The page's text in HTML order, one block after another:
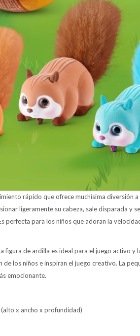
rápido que ofrece muchísima diversión a
ligeramente su cabeza, sale disparada y
perfecta para los niños que adoran la
figura de ardilla es ideal para el juego activo y
los niños e inspiran el juego creativo. La
emocionante.
x ancho x profundidad)